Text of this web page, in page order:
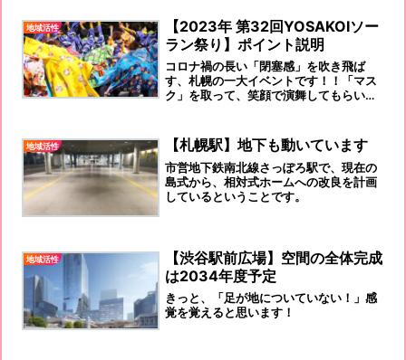
地域活性
【2023年 第32回YOSAKOIソー
ラン祭り】ポイント説明
コロナ禍の長い「閉塞感」を吹き飛ば
す、札幌の一大イベントです！！「マス
ク」を取って、笑顔で演舞してもらいた
ーラン祭り」の会場へ！
地域活性 【札幌駅】地下も動いています
市営地下鉄南北線さっぽろ駅で、現在の
島式から、相対式ホームへの改良を計画
しているということです。
地域活性
【渋谷駅前広場】空間の全体完成
は2034年度予定
きっと、「足が地についていない！」感
覚を覚えると思います！